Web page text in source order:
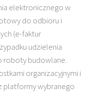
elektronicznego w
do odbioru i
(e-faktur
udzielenia
roboty budowlane.
organizacyjnymi i
platformy wybranego